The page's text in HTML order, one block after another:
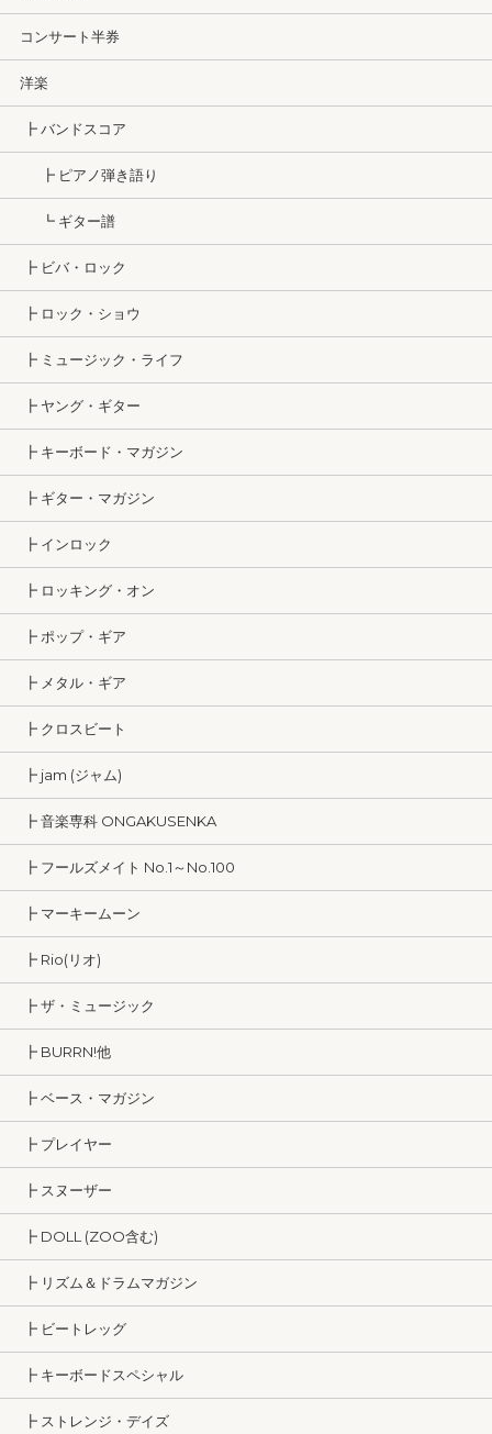
コンサート半券
洋楽
┣ バンドスコア
┣ ピアノ弾き語り
┗ ギター譜
┣ ビバ・ロック
┣ ロック・ショウ
┣ ミュージック・ライフ
┣ ヤング・ギター
┣ キーボード・マガジン
┣ ギター・マガジン
┣ インロック
┣ ロッキング・オン
┣ ポップ・ギア
┣ メタル・ギア
┣ クロスビート
┣ jam (ジャム)
┣ 音楽専科 ONGAKUSENKA
┣ フールズメイト No.1～No.100
┣ マーキームーン
┣ Rio(リオ)
┣ ザ・ミュージック
┣ BURRN!他
┣ ベース・マガジン
┣ プレイヤー
┣ スヌーザー
┣ DOLL (ZOO含む)
┣ リズム＆ドラムマガジン
┣ ビートレッグ
┣ キーボードスペシャル
┣ ストレンジ・デイズ